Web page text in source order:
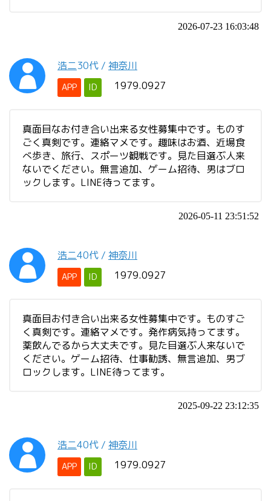
2026-07-23 16:03:48
浩二30代 / 神奈川
APP ID 1979.0927
真面目なお付き合い出来る女性募集中です。ものす
ごく真剣です。連絡マメです。趣味はお酒、近場食
べ歩き、旅行、スポーツ観戦です。見た目選ぶ人来
ないでください。無言追加、ゲーム招待、男はブロ
ックします。LINE待ってます。
2026-05-11 23:51:52
浩二40代 / 神奈川
APP ID 1979.0927
真面目お付き合い出来る女性募集中です。ものすご
く真剣です。連絡マメです。発作病気持ってます。
薬飲んでるから大丈夫です。見た目選ぶ人来ないで
ください。ゲーム招待、仕事勧誘、無言追加、男ブ
ロックします。LINE待ってます。
2025-09-22 23:12:35
浩二40代 / 神奈川
APP ID 1979.0927